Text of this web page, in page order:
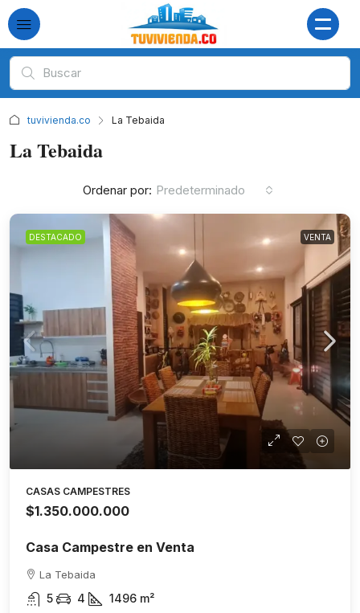
tuvivienda.co La Tebaida
La Tebaida
Ordenar por: Predeterminado
DESTACADO VENTA
CASAS CAMPESTRES
$1.350.000.000
Casa Campestre en Venta
La Tebaida
5 4 1496 m²